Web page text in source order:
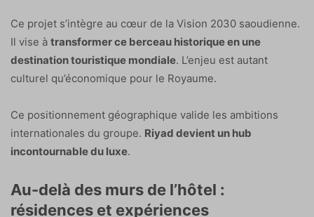
Ce projet s’intègre au cœur de la Vision 2030 saoudienne.
Il vise à transformer ce berceau historique en une
destination touristique mondiale. L’enjeu est autant
culturel qu’économique pour le Royaume.
Ce positionnement géographique valide les ambitions
internationales du groupe. Riyad devient un hub
incontournable du luxe.
Au-delà des murs de l’hôtel :
résidences et expériences